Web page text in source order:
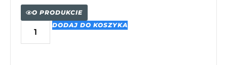
O PRODUKCIE
DODAJ DO KOSZYKA